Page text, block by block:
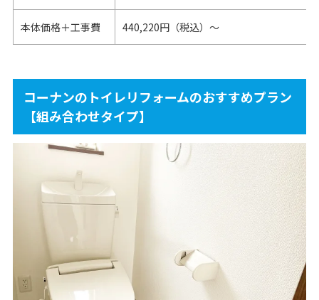
本体価格＋工事費 440,220円（税込）～
コーナンのトイレリフォームのおすすめプラン
【組み合わせタイプ】